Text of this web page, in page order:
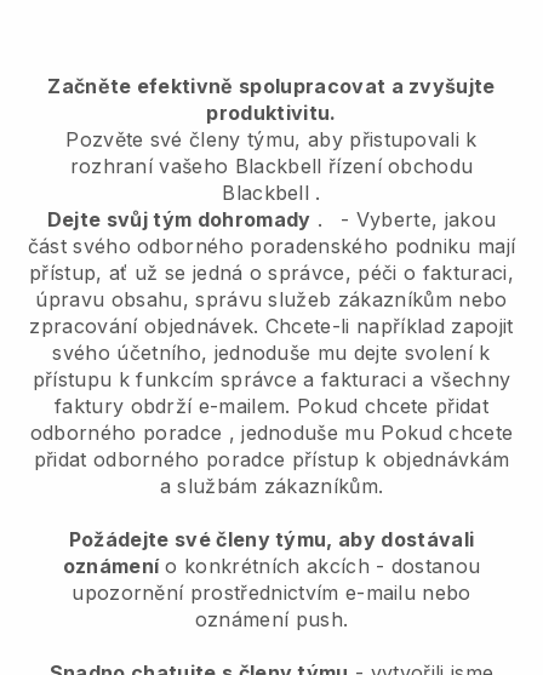
Začněte efektivně spolupracovat a zvyšujte
produktivitu.
Pozvěte své členy týmu, aby přistupovali k
rozhraní vašeho Blackbell řízení obchodu
Blackbell .
Dejte svůj tým dohromady . - Vyberte, jakou
část svého odborného poradenského podniku mají
přístup, ať už se jedná o správce, péči o fakturaci,
úpravu obsahu, správu služeb zákazníkům nebo
zpracování objednávek. Chcete-li například zapojit
svého účetního, jednoduše mu dejte svolení k
přístupu k funkcím správce a fakturaci a všechny
faktury obdrží e-mailem. Pokud chcete přidat
odborného poradce , jednoduše mu Pokud chcete
přidat odborného poradce přístup k objednávkám
a službám zákazníkům.
Požádejte své členy týmu, aby dostávali
oznámenío konkrétních akcích - dostanou
upozornění prostřednictvím e-mailu nebo
oznámení push.